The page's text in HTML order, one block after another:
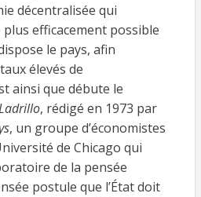
décentralisée qui
efficacement possible
le pays, afin
élevés de
ainsi que débute le
, rédigé en 1973 par
, un groupe d’économistes
de Chicago qui
de la pensée
postule que l’État doit